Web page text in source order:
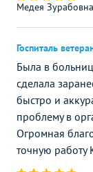
Медея
Госпиталь
Была в
сделала
быстро и
проблему в
Огромная
точную